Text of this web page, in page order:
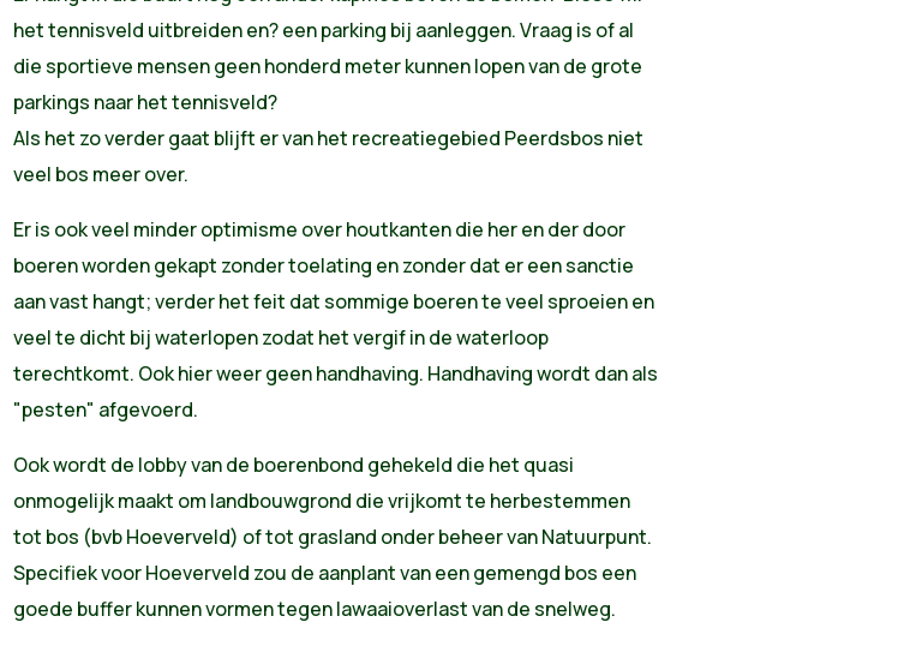
het tennisveld uitbreiden en? een parking bij aanleggen. Vraag is of al
die sportieve mensen geen honderd meter kunnen lopen van de grote
parkings naar het tennisveld?
Als het zo verder gaat blijft er van het recreatiegebied Peerdsbos niet
veel bos meer over.
Er is ook veel minder optimisme over houtkanten die her en der door
boeren worden gekapt zonder toelating en zonder dat er een sanctie
aan vast hangt; verder het feit dat sommige boeren te veel sproeien en
veel te dicht bij waterlopen zodat het vergif in de waterloop
terechtkomt. Ook hier weer geen handhaving. Handhaving wordt dan als
"pesten" afgevoerd.
Ook wordt de lobby van de boerenbond gehekeld die het quasi
onmogelijk maakt om landbouwgrond die vrijkomt te herbestemmen
tot bos (bvb Hoeverveld) of tot grasland onder beheer van Natuurpunt.
Specifiek voor Hoeverveld zou de aanplant van een gemengd bos een
goede buffer kunnen vormen tegen lawaaioverlast van de snelweg.